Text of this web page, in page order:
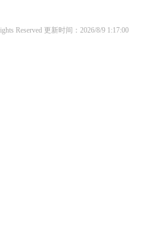
Reserved 更新时间：2026/8/9 1:17:00